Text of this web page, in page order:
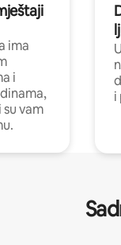
ima
i
vam
i